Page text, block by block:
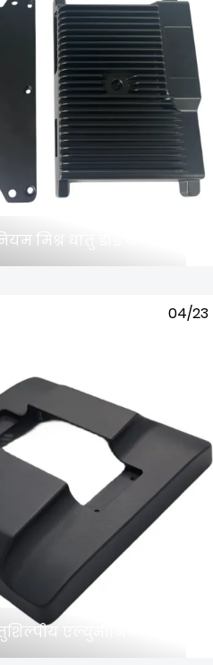
04/23